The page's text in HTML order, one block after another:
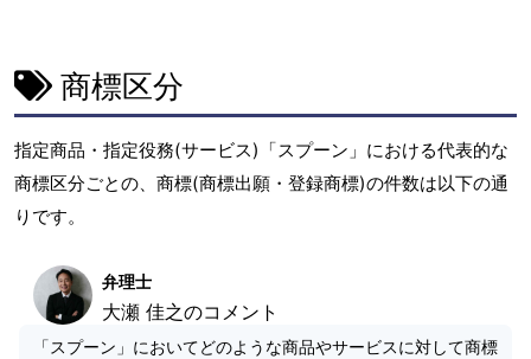
商標区分
指定商品・指定役務(サービス)「スプーン」における代表的な
商標区分ごとの、商標(商標出願・登録商標)の件数は以下の通
りです。
弁理士
大瀬 佳之のコメント
「スプーン」においてどのような商品やサービスに対して商標